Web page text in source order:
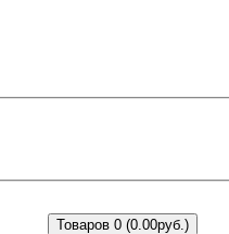
Товаров 0 (0.00руб.)